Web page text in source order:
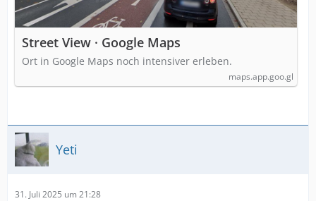
Street View · Google Maps
Ort in Google Maps noch intensiver erleben.
maps.app.goo.gl
Yeti
31. Juli 2025 um 21:28